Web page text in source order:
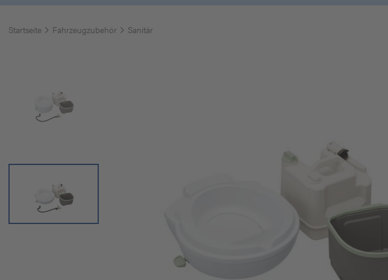
Startseite Fahrzeugzubehör Sanitär